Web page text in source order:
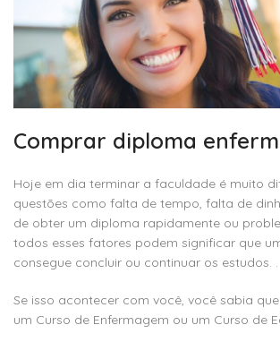
Comprar diploma
Hoje em dia terminar a faculdade é muito
questões como falta de tempo, falta de
de obter um diploma rapidamente ou
todos esses fatores podem significar que
consegue concluir ou continuar os estudos. .
Se isso acontecer com você, você sabia
um Curso de Enfermagem ou um Curso de